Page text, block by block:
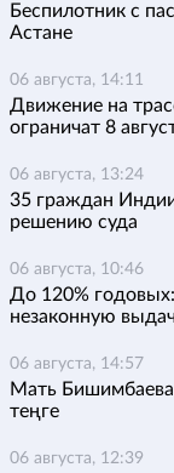
Беспилотник с
Астане
06 августа, 14:11
Движение на
ограничат 8
06 августа, 13:24
35 граждан
решению суда
06 августа, 10:46
До 120%
незаконную
06 августа, 14:57
Мать Бишимбаева
теңге
06 августа, 12:39